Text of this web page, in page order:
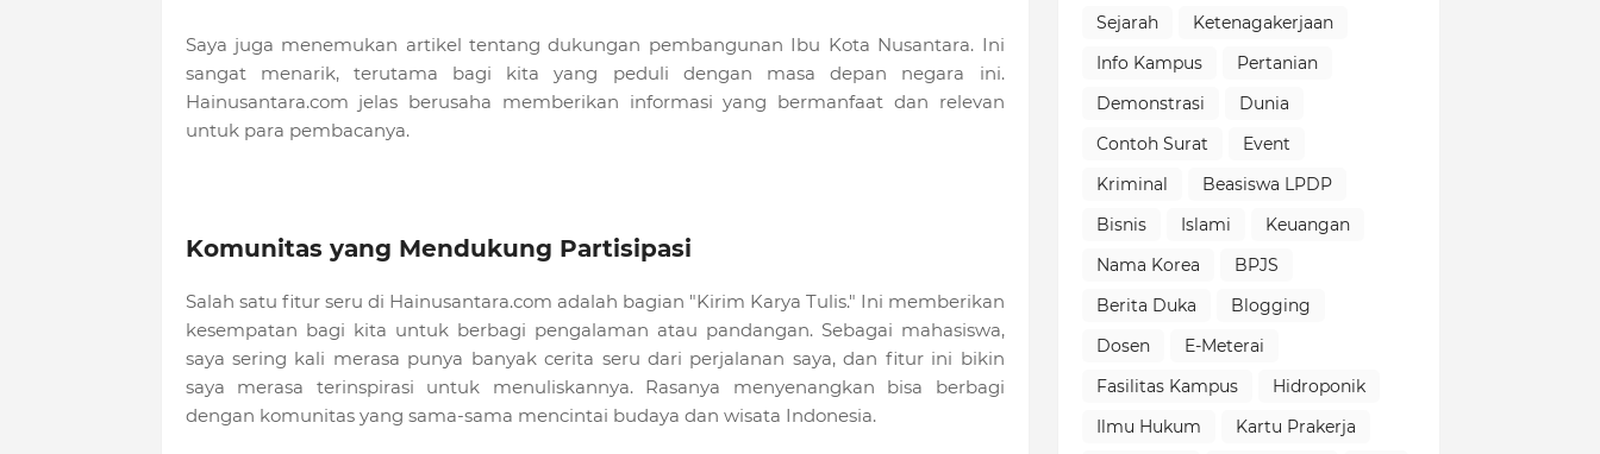
Saya juga menemukan artikel tentang dukungan pembangunan Ibu Kota Nusantara. Ini
sangat menarik, terutama bagi kita yang peduli dengan masa depan negara ini.
Hainusantara.com jelas berusaha memberikan informasi yang bermanfaat dan relevan
untuk para pembacanya.
Komunitas yang Mendukung Partisipasi
Salah satu fitur seru di Hainusantara.com adalah bagian "Kirim Karya Tulis." Ini memberikan
kesempatan bagi kita untuk berbagi pengalaman atau pandangan. Sebagai mahasiswa,
saya sering kali merasa punya banyak cerita seru dari perjalanan saya, dan fitur ini bikin
saya merasa terinspirasi untuk menuliskannya. Rasanya menyenangkan bisa berbagi
dengan komunitas yang sama-sama mencintai budaya dan wisata Indonesia.
Sejarah
Ketenagakerjaan
Info Kampus
Pertanian
Demonstrasi
Dunia
Contoh Surat
Event
Kriminal
Beasiswa LPDP
Bisnis
Islami
Keuangan
Nama Korea
BPJS
Berita Duka
Blogging
Dosen
E-Meterai
Fasilitas Kampus
Hidroponik
Ilmu Hukum
Kartu Prakerja